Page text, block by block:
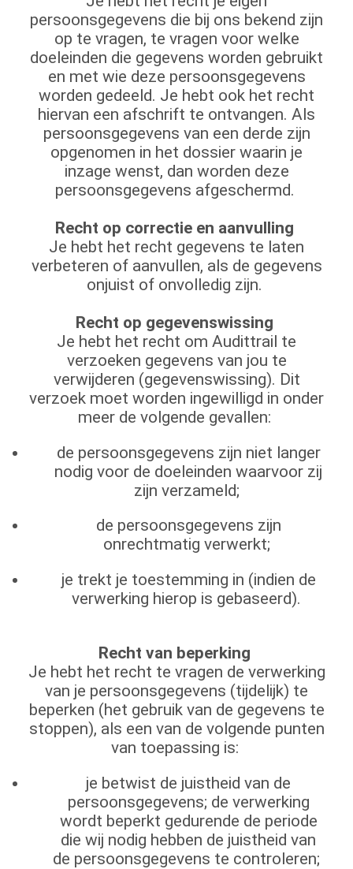
persoonsgegevens die bij ons bekend zijn
op te vragen, te vragen voor welke
doeleinden die gegevens worden gebruikt
en met wie deze persoonsgegevens
worden gedeeld. Je hebt ook het recht
hiervan een afschrift te ontvangen. Als
persoonsgegevens van een derde zijn
opgenomen in het dossier waarin je
inzage wenst, dan worden deze
persoonsgegevens afgeschermd.
Recht op correctie en aanvulling
Je hebt het recht gegevens te laten
verbeteren of aanvullen, als de gegevens
onjuist of onvolledig zijn.
Recht op gegevenswissing
Je hebt het recht om Audittrail te
verzoeken gegevens van jou te
verwijderen (gegevenswissing). Dit
verzoek moet worden ingewilligd in onder
meer de volgende gevallen:
de persoonsgegevens zijn niet langer
nodig voor de doeleinden waarvoor zij
zijn verzameld;
de persoonsgegevens zijn
onrechtmatig verwerkt;
je trekt je toestemming in (indien de
verwerking hierop is gebaseerd).
Recht van beperking
Je hebt het recht te vragen de verwerking
van je persoonsgegevens (tijdelijk) te
beperken (het gebruik van de gegevens te
stoppen), als een van de volgende punten
van toepassing is:
je betwist de juistheid van de
persoonsgegevens; de verwerking
wordt beperkt gedurende de periode
die wij nodig hebben de juistheid van
de persoonsgegevens te controleren;